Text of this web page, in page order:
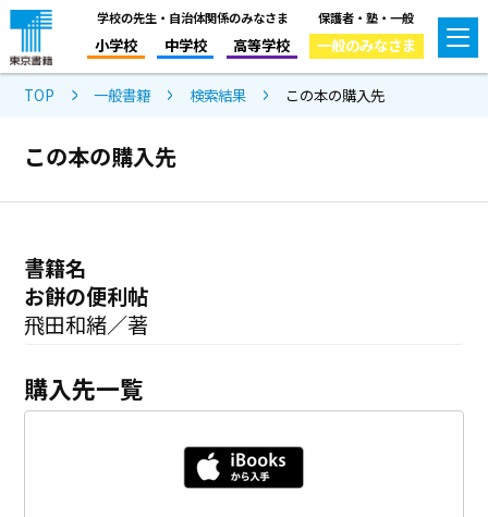
学校の先生・自治体関係のみなさま
小学校 中学校 高等学校
保護者・塾・一般
一般のみなさま
TOP 一般書籍 検索結果 この本の購入先
この本の購入先
書籍名
お餅の便利帖
飛田和緒／著
購入先一覧